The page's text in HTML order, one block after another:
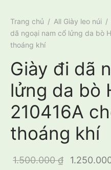
Trang chủ / All Giày leo núi /
dã ngoại nam cổ lửng da bò
thoáng khí
Giày đi dã
lửng da bò
210416A
thoáng khí
1.500.000₫
Giá gốc